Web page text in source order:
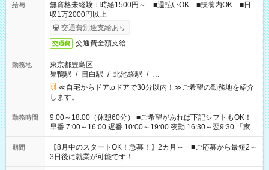
給与
無資格未経験：時給1500円～ ■週払いOK ■扶養内OK ■日
収1万2000円以上
交通費別途支給あり
交通費 交通費全額支給
勤務地
東京都豊島区
巣鴨駅 / 目白駅 / 北池袋駅 / …
≪自宅からドアtoドアで30分以内！≫ご希望の勤務地を紹介
します。
勤務時間
9:00～18:00（休憩60分） ■ご希望があれば下記シフトもOK！
早番 7:00～16:00 遅番 10:00～19:00 夜勤 16:30～翌9:30 「家族
と休みを合わせたい」 「余裕を持って夕飯の準備がしたい」
「できれば残業はしたくない」 など、ご希望を教えてください
ね。 ※Wワーク希望の方へ 今ご覧のお仕事で希望する勤務時間
と、もう1つのお仕事の勤務時間。 合計で週40時間を超える場
期間
【8月中のスタートOK！急募！】2カ月～ ■ご応募から最短2～
3日後に就業が可能です！